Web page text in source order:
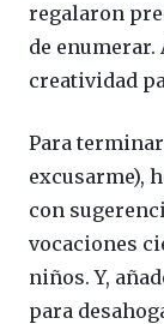
regalaron
de enumerar.
creatividad
Para
excusarme),
con
vocaciones
niños. Y,
para